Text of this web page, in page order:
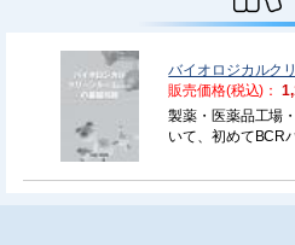
第1
1.1
1.3
1.4
1.5
1.6
バイオロジカルク
販売価格(税込)：
製薬・医薬品工場
いて、初めてBCR
ります。身近な教